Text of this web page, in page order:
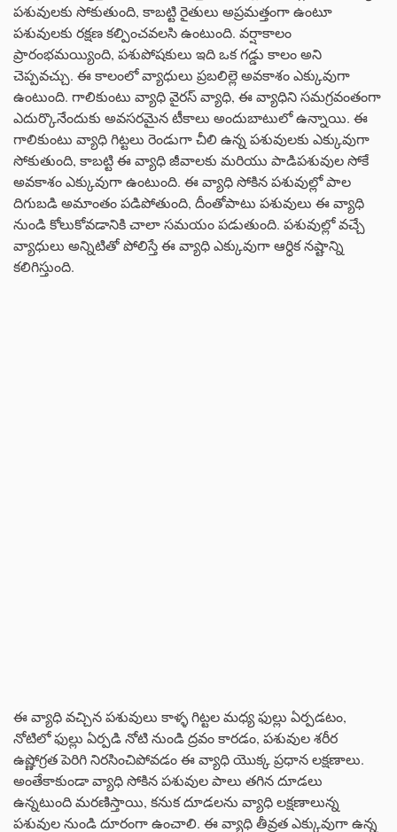
పశువులకు సోకుతుంది, కాబట్టి రైతులు అప్రమత్తంగా ఉంటూ
పశువులకు రక్షణ కల్పించవలసి ఉంటుంది. వర్షాకాలం
ప్రారంభమయ్యింది, పశుపోషకులు ఇది ఒక గడ్డు కాలం అని
చెప్పవచ్చు. ఈ కాలంలో వ్యాధులు ప్రబలిల్లె అవకాశం ఎక్కువుగా
ఉంటుంది. గాలికుంటు వ్యాధి వైరస్ వ్యాధి, ఈ వ్యాధిని సమగ్రవంతంగా
ఎదుర్కొనేందుకు అవసరమైన టీకాలు అందుబాటులో ఉన్నాయి. ఈ
గాలికుంటు వ్యాధి గిట్టలు రెండుగా చీలి ఉన్న పశువులకు ఎక్కువుగా
సోకుతుంది, కాబట్టి ఈ వ్యాధి జీవాలకు మరియు పాడిపశువుల సోకే
అవకాశం ఎక్కువుగా ఉంటుంది. ఈ వ్యాధి సోకిన పశువుల్లో పాల
దిగుబడి అమాంతం పడిపోతుంది, దీంతోపాటు పశువులు ఈ వ్యాధి
నుండి కోలుకోవడానికి చాలా సమయం పడుతుంది. పశువుల్లో వచ్చే
వ్యాధులు అన్నిటితో పోలిస్తే ఈ వ్యాధి ఎక్కువుగా ఆర్ధిక నష్టాన్ని
కలిగిస్తుంది.
ఈ వ్యాధి వచ్చిన పశువులు కాళ్ళ గిట్టల మధ్య ఫుల్లు ఏర్పడటం,
నోటిలో ఫుల్లు ఏర్పడి నోటి నుండి ద్రవం కారడం, పశువుల శరీర
ఉష్ణోగ్రత పెరిగి నిరసించిపోవడం ఈ వ్యాధి యొక్క ప్రధాన లక్షణాలు.
అంతేకాకుండా వ్యాధి సోకిన పశువుల పాలు తగిన దూడలు
ఉన్నటుంది మరణిస్తాయి, కనుక దూడలను వ్యాధి లక్షణాలున్న
పశువుల నుండి దూరంగా ఉంచాలి. ఈ వ్యాధి తీవ్రత ఎక్కువుగా ఉన్న